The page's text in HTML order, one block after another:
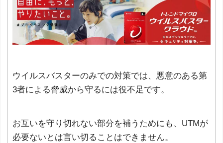
ウイルスバスターのみでの対策では、悪意のある第
3者による脅威から守るには役不足です。
お互いを守り切れない部分を補うためにも、UTMが
必要ないとは言い切ることはできません。